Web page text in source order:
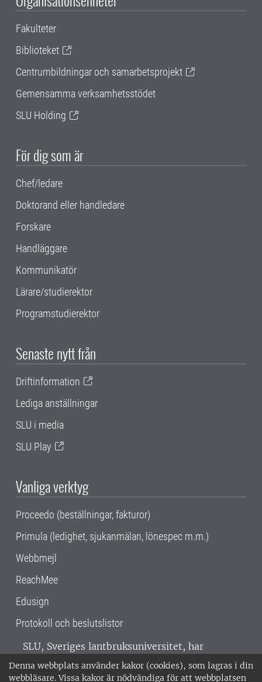
Denna webbplats använder kakor (cookies), som lagras i din
webbläsare. Vissa kakor är nödvändiga för att webbplatsen
Fakulteter
Biblioteket
Centrumbildningar och samarbetsprojekt
Gemensamma verksamhetsstödet
SLU Holding
För dig som är
Chef/ledare
Doktorand eller handledare
Forskare
Handläggare
Kommunikatör
Lärare/studierektor
Programstudierektor
Senaste nytt från
Driftinformation
Lediga anställningar
SLU i media
SLU Play
Vanliga verktyg
Proceedo (beställningar, fakturor)
Primula (ledighet, sjukanmälan, lönespec m.m.)
Webbmejl
ReachMee
Edusign
Protokoll och beslutslistor
SLU, Sveriges lantbruksuniversitet, har
verksamhet över hela Sverige. Huvudorter är
Alnarp, Uppsala och Umeå.SLU är